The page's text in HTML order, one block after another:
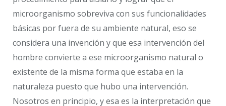
microorganismo sobreviva con sus funcionalidades
básicas por fuera de su ambiente natural, eso se
considera una invención y que esa intervención del
hombre convierte a ese microorganismo natural o
existente de la misma forma que estaba en la
naturaleza puesto que hubo una intervención.
Nosotros en principio, y esa es la interpretación que